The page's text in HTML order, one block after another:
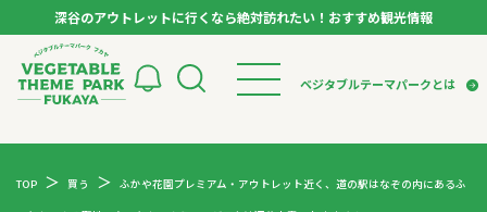
深谷のアウトレットに行くなら絶対訪れたい！おすすめ観光情報
ベジタブルテーマパークとは
検索
ベジタブルテーマパークとは
VTPキャストミーティング
パートナー企業について
TOP 買う ふかや花園プレミアム・アウトレット近く、道の駅はなぞの内にあるふ